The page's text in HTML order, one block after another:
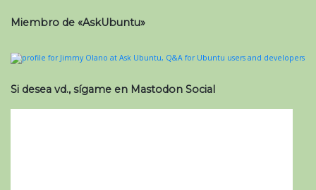
Miembro de «AskUbuntu»
Si desea vd., sígame en Mastodon Social